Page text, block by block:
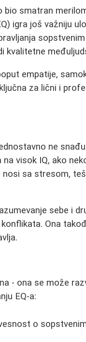
smatran
igra još važniju
kvalitetne
empatije,
za lični i
ne
visok IQ, ako
sa stresom,
sebe i
Ona
- ona se može
EQ-a:
o